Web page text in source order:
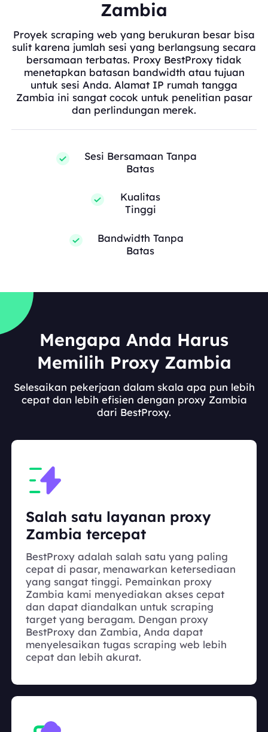
Zambia
Proyek scraping web yang berukuran besar bisa
sulit karena jumlah sesi yang berlangsung secara
bersamaan terbatas. Proxy BestProxy tidak
menetapkan batasan bandwidth atau tujuan
untuk sesi Anda. Alamat IP rumah tangga
Zambia ini sangat cocok untuk penelitian pasar
dan perlindungan merek.
Sesi Bersamaan Tanpa
Batas
Kualitas
Tinggi
Bandwidth Tanpa
Batas
Mengapa Anda Harus
Memilih Proxy Zambia
Selesaikan pekerjaan dalam skala apa pun lebih
cepat dan lebih efisien dengan proxy Zambia
dari BestProxy.
Salah satu layanan proxy
Zambia tercepat
BestProxy adalah salah satu yang paling
cepat di pasar, menawarkan ketersediaan
yang sangat tinggi. Pemainkan proxy
Zambia kami menyediakan akses cepat
dan dapat diandalkan untuk scraping
target yang beragam. Dengan proxy
BestProxy dan Zambia, Anda dapat
menyelesaikan tugas scraping web lebih
cepat dan lebih akurat.